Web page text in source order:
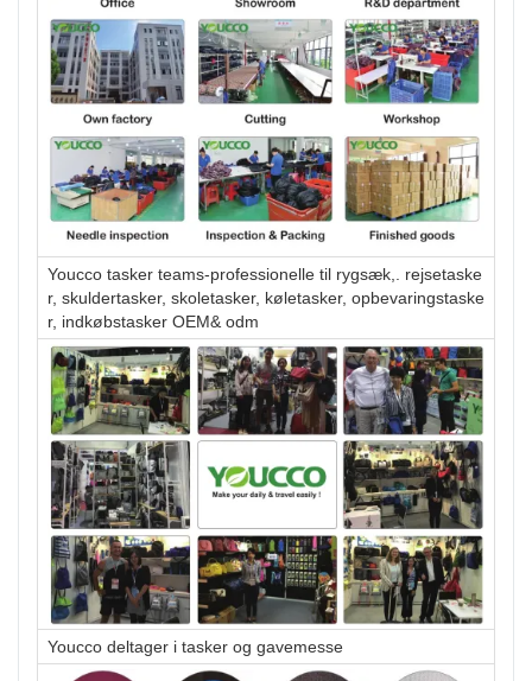
Youcco tasker teams-professionelle til rygsæk,. rejsetaske
r, skuldertasker, skoletasker, køletasker, opbevaringstaske
r, indkøbstasker OEM& odm
Youcco deltager i tasker og gavemesse